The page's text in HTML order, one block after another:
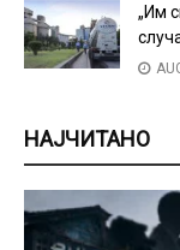
„Им
НАЈЧИТАНО